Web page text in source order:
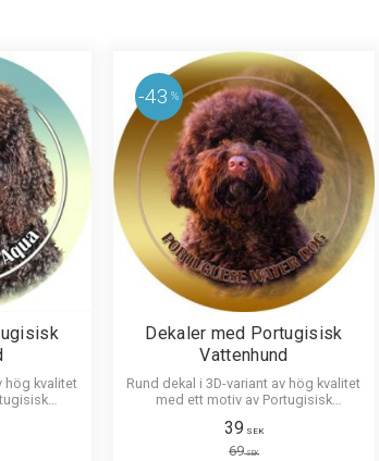
hög kvalitet
Dekaler med Portugisisk
Vattenhund
Rund dekal i 3D-variant av hög kvalitet
med ett motiv av Portugisisk
39 SEK
69SEK
43 %